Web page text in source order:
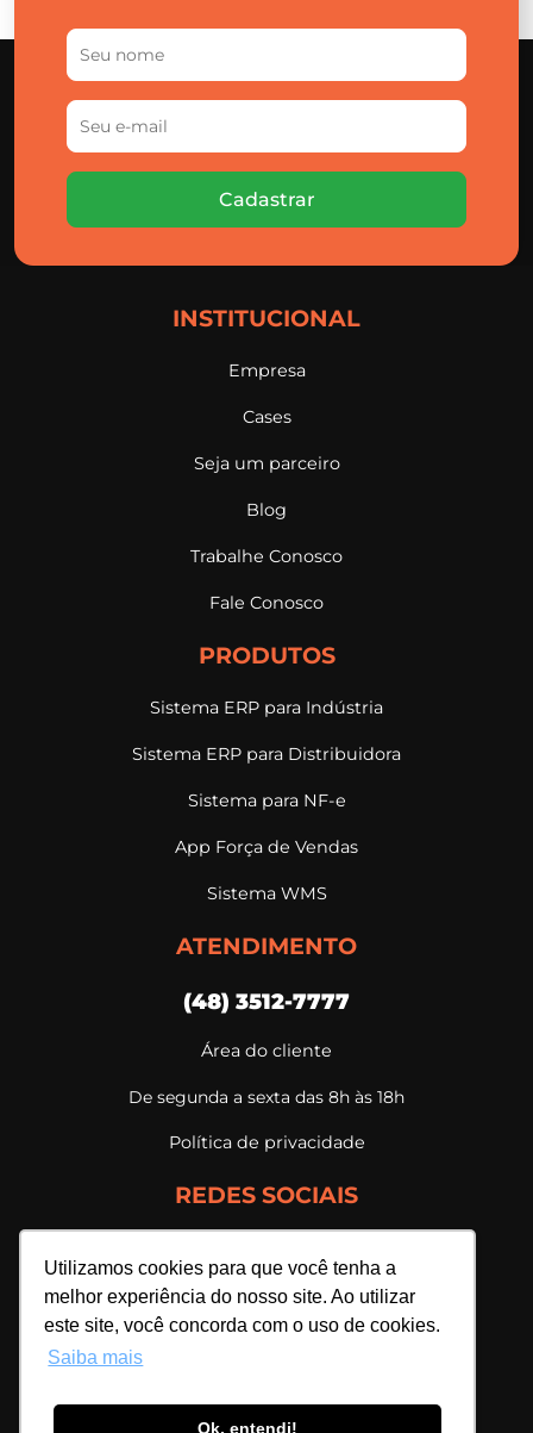
Utilizamos cookies para que você tenha a
melhor experiência do nosso site. Ao utilizar
este site, você concorda com o uso de cookies.
Saiba mais
Ok, entendi!
Cadastrar
INSTITUCIONAL
Empresa
Cases
Seja um parceiro
Blog
Trabalhe Conosco
Fale Conosco
PRODUTOS
Sistema ERP para Indústria
Sistema ERP para Distribuidora
Sistema para NF-e
App Força de Vendas
Sistema WMS
ATENDIMENTO
(48) 3512-7777
Área do cliente
De segunda a sexta das 8h às 18h
Política de privacidade
REDES SOCIAIS